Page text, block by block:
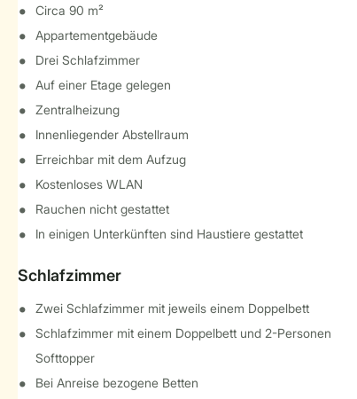
Circa 90 m²
Appartementgebäude
Drei Schlafzimmer
Auf einer Etage gelegen
Zentralheizung
Innenliegender Abstellraum
Erreichbar mit dem Aufzug
Kostenloses WLAN
Rauchen nicht gestattet
In einigen Unterkünften sind Haustiere gestattet
Schlafzimmer
Zwei Schlafzimmer mit jeweils einem Doppelbett
Schlafzimmer mit einem Doppelbett und 2-Personen
Softtopper
Bei Anreise bezogene Betten